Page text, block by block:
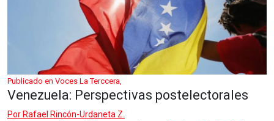
Publicado en Voces La Terccera,
Venezuela: Perspectivas postelectorales
Por Rafael Rincón-Urdaneta Z.